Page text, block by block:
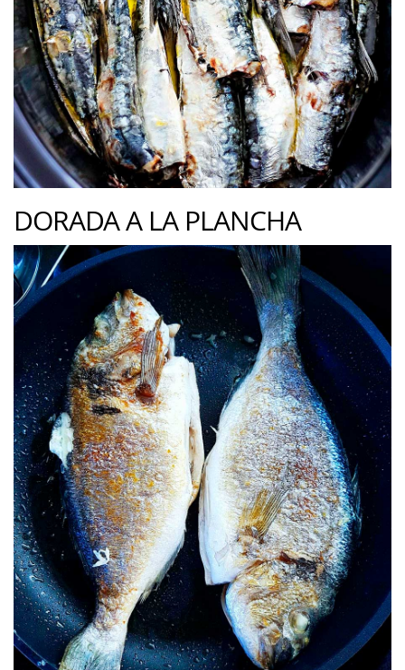
DORADA A LA PLANCHA